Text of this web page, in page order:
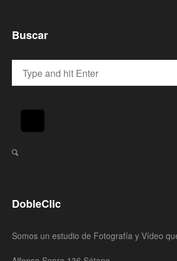
Buscar
DobleClic
Somos un estudio de Fotografía y Vídeo